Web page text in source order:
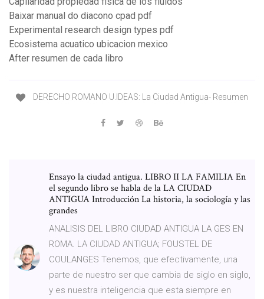
Baixar manual do diacono cpad pdf
Experimental research design types pdf
Ecosistema acuatico ubicacion mexico
After resumen de cada libro
DERECHO ROMANO U.IDEAS: La Ciudad Antigua- Resumen
Ensayo la ciudad antigua. LIBRO II LA FAMILIA En
el segundo libro se habla de la LA CIUDAD
ANTIGUA Introducción La historia, la sociología y las
grandes
ANALISIS DEL LIBRO CIUDAD ANTIGUA LA GES EN
ROMA. LA CIUDAD ANTIGUA; FOUSTEL DE
COULANGES Tenemos, que efectivamente, una
parte de nuestro ser que cambia de siglo en siglo,
y es nuestra inteligencia que esta siempre en